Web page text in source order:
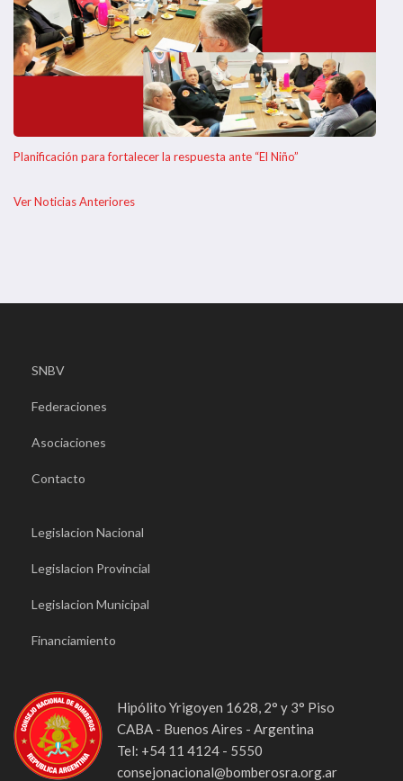
Planificación para fortalecer la respuesta ante “El Niño”
Ver Noticias Anteriores
SNBV
Federaciones
Asociaciones
Contacto
Legislacion Nacional
Legislacion Provincial
Legislacion Municipal
Financiamiento
Hipólito Yrigoyen 1628, 2° y 3° Piso
CABA - Buenos Aires - Argentina
Tel: +54 11 4124 - 5550
consejonacional@bomberosra.org.ar